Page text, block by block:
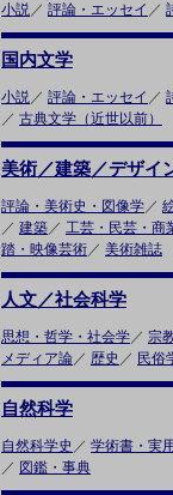
小説／ 評論・エッセイ ／
国内文学
小説／ 評論・エッセイ ／
／ 古典文学（近世以前）
美術／建築／デザイ
評論・美術史・図像学／
／ 建築／ 工芸・民芸・商
踏・映像芸術／ 美術雑誌
人文／社会科学
思想・哲学・社会学／ 宗
メディア論／ 歴史 ／ 民俗
自然科学
自然科学史 ／ 学術書・実
／ 図鑑・事典